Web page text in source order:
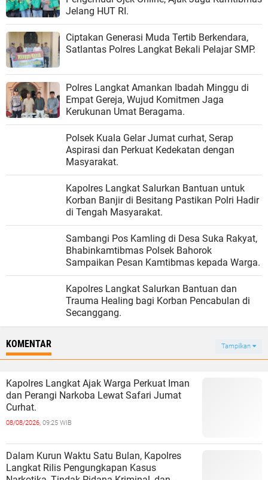
Jelang HUT RI.
Ciptakan Generasi Muda Tertib Berkendara,
Satlantas Polres Langkat Bekali Pelajar SMP.
Polres Langkat Amankan Ibadah Minggu di
Empat Gereja, Wujud Komitmen Jaga
Kerukunan Umat Beragama.
Polsek Kuala Gelar Jumat curhat, Serap
Aspirasi dan Perkuat Kedekatan dengan
Masyarakat.
Kapolres Langkat Salurkan Bantuan untuk
Korban Banjir di Besitang Pastikan Polri Hadir
di Tengah Masyarakat.
Sambangi Pos Kamling di Desa Suka Rakyat,
Bhabinkamtibmas Polsek Bahorok
Sampaikan Pesan Kamtibmas kepada Warga.
Kapolres Langkat Salurkan Bantuan dan
Trauma Healing bagi Korban Pencabulan di
Secanggang.
KOMENTAR Tampilkan
Kapolres Langkat Ajak Warga Perkuat Iman
dan Perangi Narkoba Lewat Safari Jumat
Curhat.
08/08/2026, 09:25 WIB
Dalam Kurun Waktu Satu Bulan, Kapolres
Langkat Rilis Pengungkapan Kasus